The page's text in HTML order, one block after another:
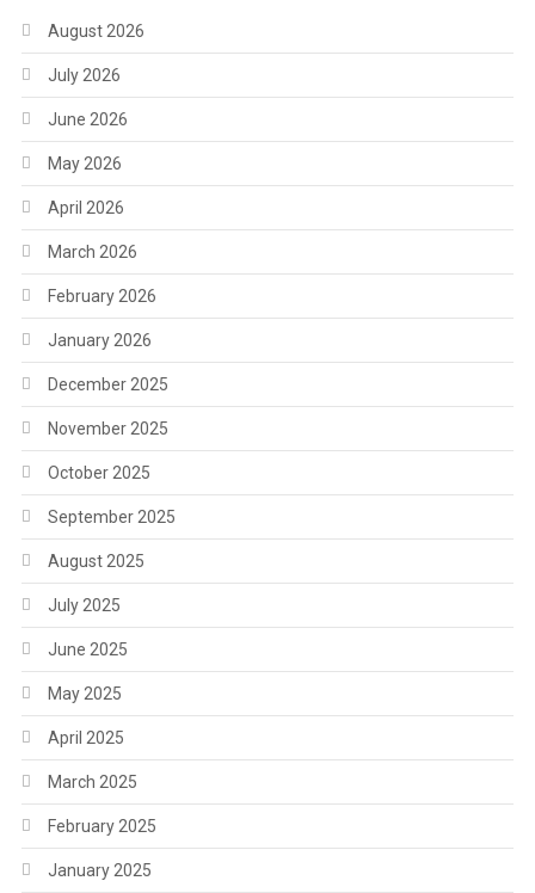
August 2026
July 2026
June 2026
May 2026
April 2026
March 2026
February 2026
January 2026
December 2025
November 2025
October 2025
September 2025
August 2025
July 2025
June 2025
May 2025
April 2025
March 2025
February 2025
January 2025